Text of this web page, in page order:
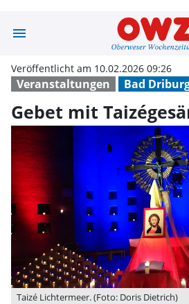
menu
Veranstaltungen Bad
Veröffentlicht am 10.02.2026 09:26
Gebet mit
Taizé Lichtermeer. (Foto: Doris Dietrich)